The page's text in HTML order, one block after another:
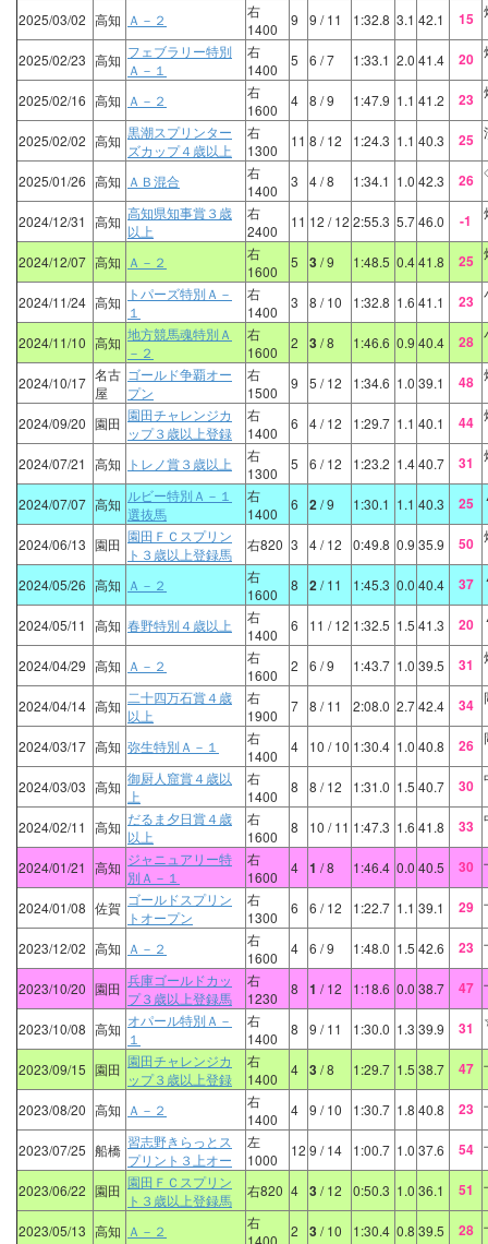
2025/03/02 高知 Ａ－２
右
1400
9 9 / 11 1:32.8 3.1 42.1 15
2025/02/23 高知 フェブラリー特別
Ａ－１
右
1400
5 6 / 7 1:33.1 2.0 41.4 20
2025/02/16 高知 Ａ－２
右
1600
4 8 / 9 1:47.9 1.1 41.2 23
2025/02/02 高知 黒潮スプリンター
ズカップ４歳以上
右
1300
11 8 / 12 1:24.3 1.1 40.3 25
2025/01/26 高知 ＡＢ混合
右
1400
3 4/ 8 1:34.1 1.0 42.3 26
2024/12/31 高知 高知県知事賞３歳
以上
右
2400
11 12 / 12 2:55.3 5.746.0 -1
2024/12/07 高知 Ａ－２
右
1600
5 3/ 9 1:48.5 0.441.8 25
2024/11/24 高知
トパーズ特別Ａ－
１
右
1400
3 8 / 10 1:32.8 1.6 41.1 23
2024/11/10 高知 地方競馬魂特別Ａ
－２
右
1600
2 3/ 8 1:46.6 0.9 40.4 28
2024/10/17 名古
屋
ゴールド争覇オー
プン
右
1500
9 5 / 12 1:34.6 1.0 39.1 48
2024/09/20 園田 園田チャレンジカ
ップ３歳以上登録
右
1400
6 4/ 12 1:29.7 1.1 40.1 44
2024/07/21 高知 トレノ賞３歳以上
右
1300
5 6 / 12 1:23.2 1.440.7 31
2024/07/07 高知 ルビー特別Ａ－１
選抜馬
右
1400
6 2/ 9 1:30.1 1.1 40.3 25
2024/06/13 園田 園田ＦＣスプリン
ト３歳以上登録馬
右820 3 4/ 12 0:49.8 0.9 35.9 50
2024/05/26 高知 Ａ－２
右
1600
8 2/ 11 1:45.3 0.0 40.4 37
2024/05/11 高知 春野特別４歳以上
右
1400
6 11 / 12 1:32.5 1.5 41.3 20
2024/04/29 高知 Ａ－２
右
1600
2 6 / 9 1:43.7 1.0 39.5 31
2024/04/14 高知 二十四万石賞４歳
以上
右
1900
7 8 / 11 2:08.0 2.742.4 34
2024/03/17 高知 弥生特別Ａ－１
右
1400
4 10 / 10 1:30.4 1.0 40.8 26
2024/03/03 高知 御厨人窟賞４歳以
上
右
1400
8 8 / 12 1:31.0 1.5 40.7 30
2024/02/11 高知 だるま夕日賞４歳
以上
右
1600
8 10 / 11 1:47.3 1.6 41.8 33
2024/01/21 高知 ジャニュアリー特
別Ａ－１
右
1600
4 1 / 8 1:46.4 0.0 40.5 30
2024/01/08 佐賀 ゴールドスプリン
トオープン
右
1300
6 6 / 12 1:22.7 1.1 39.1 29
2023/12/02 高知 Ａ－２
右
1600
4 6 / 9 1:48.0 1.5 42.6 23
2023/10/20 園田 兵庫ゴールドカッ
プ３歳以上登録馬
右
1230
8 1 / 12 1:18.6 0.0 38.7 47
2023/10/08 高知 オパール特別Ａ－
１
右
1400
8 9 / 11 1:30.0 1.3 39.9 31
2023/09/15 園田 園田チャレンジカ
ップ３歳以上登録
右
1400
4 3/ 8 1:29.7 1.5 38.7 47
2023/08/20 高知 Ａ－２
右
1400
4 9 / 10 1:30.7 1.8 40.8 23
2023/07/25 船橋 習志野きらっとス
プリント３上オー
左
1000
12 9 / 14 1:00.7 1.0 37.6 54
2023/06/22 園田 園田ＦＣスプリン
ト３歳以上登録馬
右820 4 3/ 12 0:50.3 1.0 36.1 51
2023/05/13 高知 Ａ－２
右
2 3/ 10 1:30.4 0.8 39.5 28